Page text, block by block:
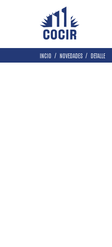
INCIO NOVEDADES DETALLE